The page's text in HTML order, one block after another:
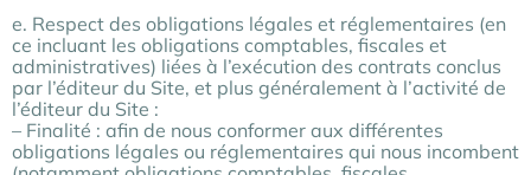
e. Respect des obligations légales et réglementaires (en
ce incluant les obligations comptables, fiscales et
administratives) liées à l’exécution des contrats conclus
par l’éditeur du Site, et plus généralement à l’activité de
l’éditeur du Site :
– Finalité : afin de nous conformer aux différentes
obligations légales ou réglementaires qui nous incombent